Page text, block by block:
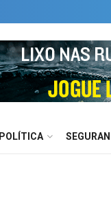
POLÍTICA